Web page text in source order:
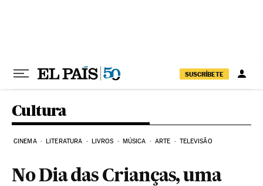
SUSCRÍBETE
Cultura
CINEMA LITERATURA LIVROS MÚSICA ARTE TELEVISÃO
No Dia das Crianças, uma